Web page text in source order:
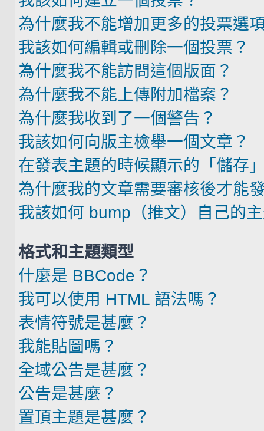
為什麼我不能增加更多的投票選
我該如何編輯或刪除一個投票？
為什麼我不能訪問這個版面？
為什麼我不能上傳附加檔案？
為什麼我收到了一個警告？
我該如何向版主檢舉一個文章？
在發表主題的時候顯示的「儲存
為什麼我的文章需要審核後才能
我該如何 bump（推文）自己的
格式和主題類型
什麼是 BBCode？
我可以使用 HTML 語法嗎？
表情符號是甚麼？
我能貼圖嗎？
全域公告是甚麼？
公告是甚麼？
置頂主題是甚麼？